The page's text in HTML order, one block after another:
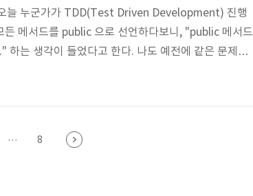
늘 누군가가 TDD(Test Driven Development) 진행
든 메서드를 public 으로 선언하다보니, "public 메서드
하는 생각이 들었다고 한다. 나도 예전에 같은 문제로
두 public 으로 설정하는 쪽으로 결론을 냈었다. 그에
··· 8